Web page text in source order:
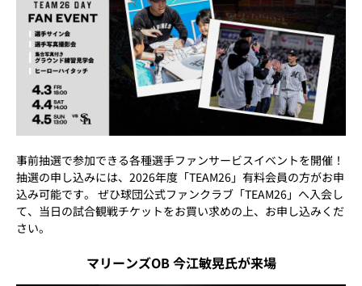
事前抽選で参加できる各種選手ファンサービスイベントを開催！
抽選の申し込みには、2026年度「TEAM26」有料会員の方がお申
込み可能です。 ぜひ球団公式ファンクラブ「TEAM26」へ入会し
て、当日の試合観戦チケットをお買い求めの上、お申し込みくだ
さい。
マリーンズOB 今江敏晃氏が来場